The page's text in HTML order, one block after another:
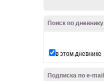
Поиск по дневнику
в этом дневнике
Подписка по e-mail